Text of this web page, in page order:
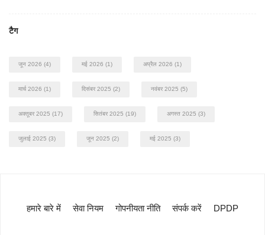
टैग
जून 2026 (4) मई 2026 (1) अप्रैल 2026 (1)
मार्च 2026 (1) दिसंबर 2025 (2) नवंबर 2025 (5)
अक्तूबर 2025 (17) सितंबर 2025 (19) अगस्त 2025 (3)
जुलाई 2025 (3) जून 2025 (2) मई 2025 (3)
हमारे बारे में सेवा नियम गोपनीयता नीति संपर्क करें DPDP